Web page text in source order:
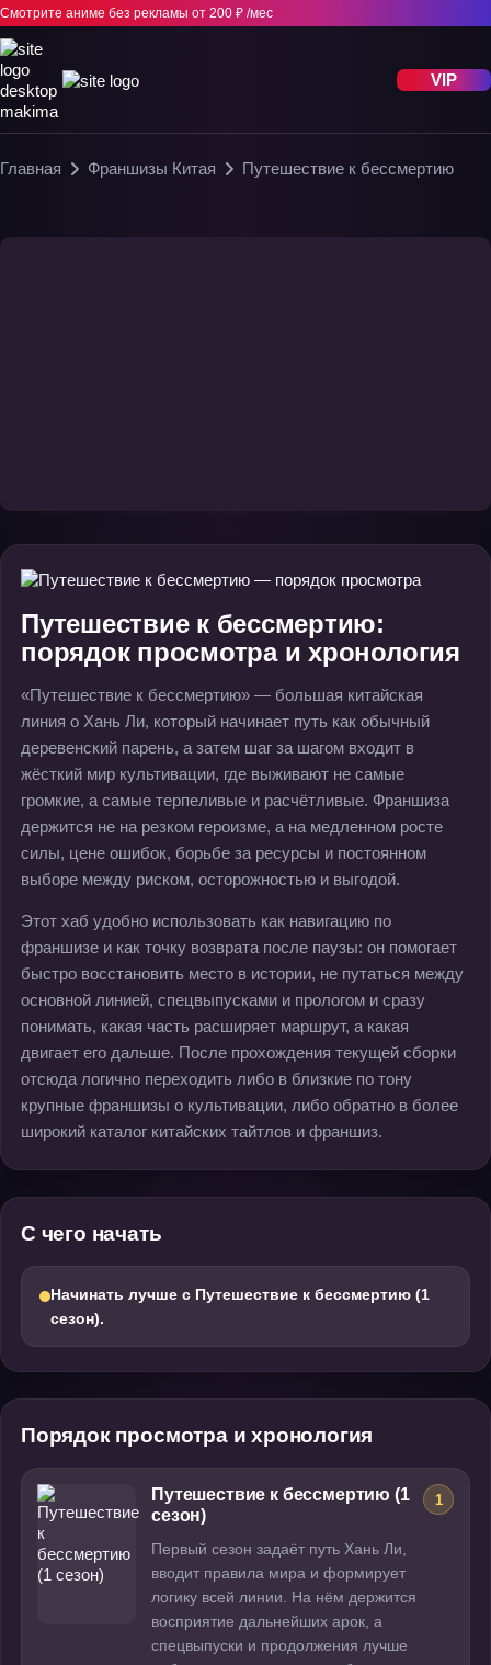
Смотрите аниме без рекламы от 200 ₽ /мес
VIP
Главная Франшизы Китая Путешествие к бессмертию
Путешествие к бессмертию:
порядок просмотра и хронология
«Путешествие к бессмертию» — большая китайская
линия о Хань Ли, который начинает путь как обычный
деревенский парень, а затем шаг за шагом входит в
жёсткий мир культивации, где выживают не самые
громкие, а самые терпеливые и расчётливые. Франшиза
держится не на резком героизме, а на медленном росте
силы, цене ошибок, борьбе за ресурсы и постоянном
выборе между риском, осторожностью и выгодой.
Этот хаб удобно использовать как навигацию по
франшизе и как точку возврата после паузы: он помогает
быстро восстановить место в истории, не путаться между
основной линией, спецвыпусками и прологом и сразу
понимать, какая часть расширяет маршрут, а какая
двигает его дальше. После прохождения текущей сборки
отсюда логично переходить либо в близкие по тону
крупные франшизы о культивации, либо обратно в более
широкий каталог китайских тайтлов и франшиз.
С чего начать
Начинать лучше с Путешествие к бессмертию (1
сезон).
Порядок просмотра и хронология
Путешествие к бессмертию (1
сезон)
1
Первый сезон задаёт путь Хань Ли,
вводит правила мира и формирует
логику всей линии. На нём держится
восприятие дальнейших арок, а
спецвыпуски и продолжения лучше